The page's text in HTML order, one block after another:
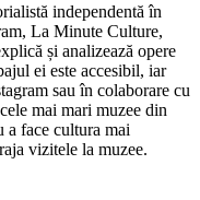
independentă în
La Minute Culture,
și analizează opere
ei este accesibil, iar
sau în colaborare cu
mai mari muzee din
a face cultura mai
vizitele la muzee.